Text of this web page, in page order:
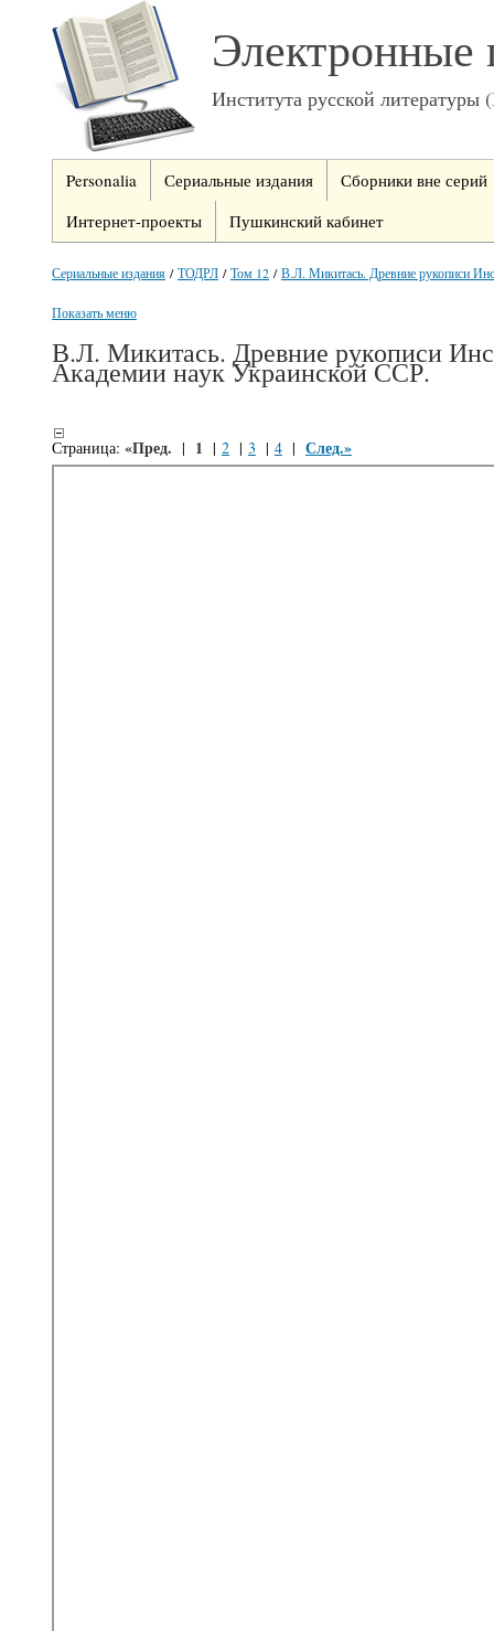
Электронные
Института русской
Personalia Сериальные издания
Сборники вне серий
Интернет-проекты
Пушкинский кабинет
Сериальные издания /ТОДРЛ /Том 12 /В.Л. Микитась. Древние рукописи
Показать меню
В.Л. Микитась. Древние рукописи
Академии наук Украинской ССР.
Страница: «Пред. | 1 | 2 | 3 | 4 | След.»